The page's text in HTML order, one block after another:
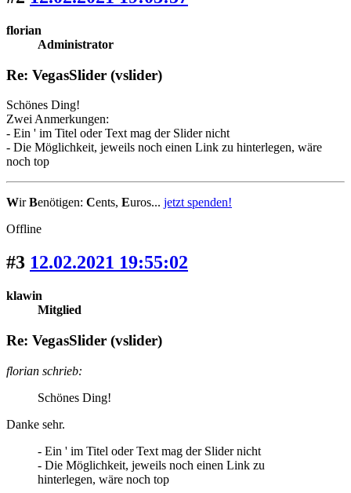
florian
Administrator
Re: VegasSlider (vslider)
Schönes Ding!
Zwei Anmerkungen:
- Ein ' im Titel oder Text mag der Slider nicht
- Die Möglichkeit, jeweils noch einen Link zu hinterlegen, wäre
noch top
WirBenötigen: Cents, Euros... jetzt spenden!
Offline
#3 12.02.2021 19:55:02
klawin
Mitglied
Re: VegasSlider (vslider)
florian schrieb:
Schönes Ding!
Danke sehr.
- Ein ' im Titel oder Text mag der Slider nicht
- Die Möglichkeit, jeweils noch einen Link zu
hinterlegen, wäre noch top